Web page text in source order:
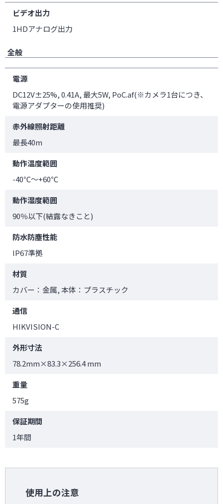
ビデオ出力
1HDアナログ出力
全般
電源
DC12V±25%, 0.41A, 最大5W, PoC.af(※カメラ1台につき、
電源アダプターの使用推奨)
赤外線照射距離
最長40m
動作温度範囲
-40℃～+60℃
動作湿度範囲
90％以下(結露なきこと)
防水防塵性能
IP67準拠
材質
カバー：金属, 本体：プラスチック
通信
HIKVISION-C
外形寸法
78.2mm×83.3×256.4 mm
重量
575g
保証期間
1年間
使用上の注意